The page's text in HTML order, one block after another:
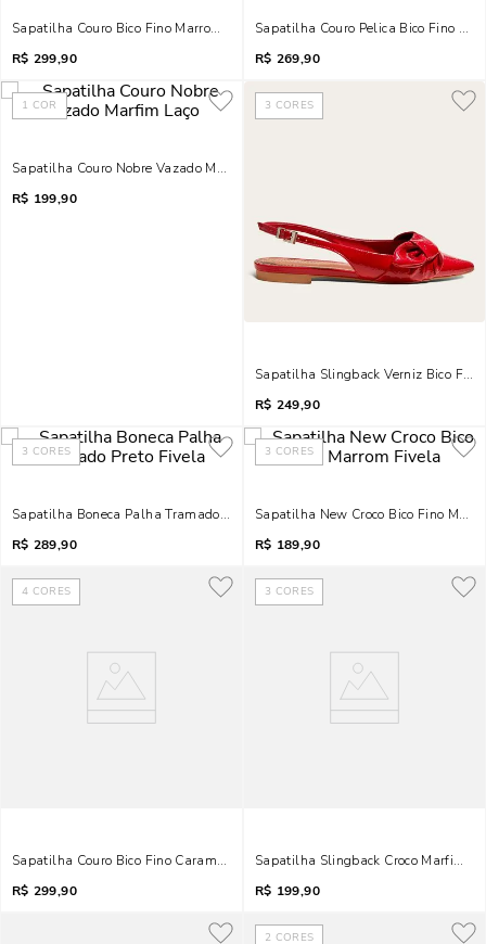
Sapatilha Couro Bico Fino Marrom Recorte Linho
R$ 299,90
Sapatilha Couro Pelica Bico Fino
R$ 269,90
1 COR
Sapatilha Couro Nobre Vazado Marfim Laço
R$ 199,90
3 CORES
Sapatilha Slingback Verniz Bico Fino
R$ 249,90
3 CORES
Sapatilha Boneca Palha Tramado Preto Fivela
R$ 289,90
3 CORES
Sapatilha New Croco Bico Fino
R$ 189,90
4 CORES
Sapatilha Couro Bico Fino Caramelo Recorte Linho
R$ 299,90
3 CORES
Sapatilha Slingback Croco Marfim
R$ 199,90
2 CORES